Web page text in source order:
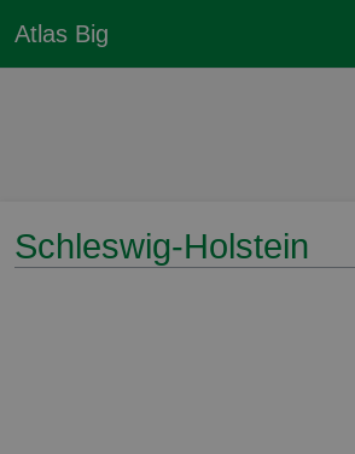
Atlas Big
Schleswig-Holstein